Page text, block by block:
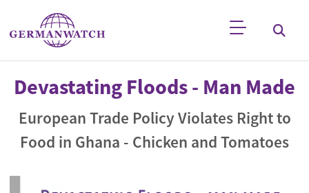
Direkt zum Inhalt
Stichwortsuche
Devastating Floods - Man Made
European Trade Policy Violates Right to
Food in Ghana - Chicken and Tomatoes